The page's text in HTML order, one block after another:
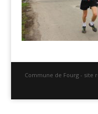
Commune de Fourg - site